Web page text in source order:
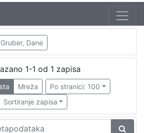
Gruber, Dane
1-1 od 1 zapisa
Mreža
Po stranici: 100
Sortiranje zapisa